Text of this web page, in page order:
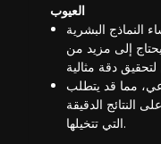
العيوب
النماذج البشرية
يحتاج إلى مزيد من
مما قد يتطلب
النتائج الدقيقة
التي تتخيلها.